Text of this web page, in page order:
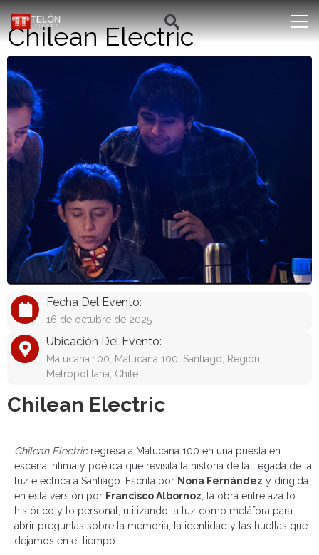
Chilean Electric
Fecha Del Evento:
16 de octubre de 2025
Ubicación Del Evento:
Matucana 100, Matucana 100, Santiago, Región
Metropolitana, Chile
Chilean Electric
Chilean Electricregresa a Matucana 100 en una puesta en
escena íntima y poética que revisita la historia de la llegada de la
luz eléctrica a Santiago. Escrita por Nona Fernández y dirigida
en esta versión por Francisco Albornoz, la obra entrelaza lo
histórico y lo personal, utilizando la luz como metáfora para
abrir preguntas sobre la memoria, la identidad y las huellas que
dejamos en el tiempo.